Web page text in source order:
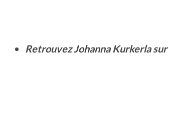
Retrouvez Johanna Kurkerla sur